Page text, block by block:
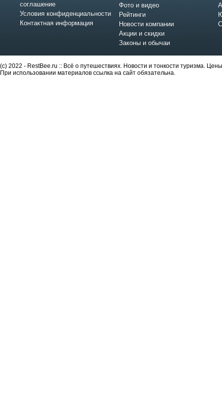
соглашение
Условия конфиденциальности
Контактная информация
Фото и видео
Рейтинги
Новости компании
Акции и скидки
Законы и обычаи
(c) 2022 - RestBee.ru :: Всё о путешествиях. Новости и тонкости туризма.
При использовании материалов ссылка на сайт обязательна.